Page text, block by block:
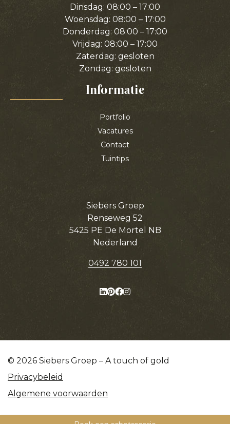
Dinsdag: 08:00 – 17:00
Woensdag: 08:00 – 17:00
Donderdag: 08:00 – 17:00
Vrijdag: 08:00 – 17:00
Zaterdag: gesloten
Zondag: gesloten
Informatie
Portfolio
Vacatures
Contact
Tuintips
Siebers Groep
Renseweg 52
5425 PE De Mortel NB
Nederland
0492 780 101
© 2026 Siebers Groep – A touch of gold
Privacybeleid
Algemene voorwaarden